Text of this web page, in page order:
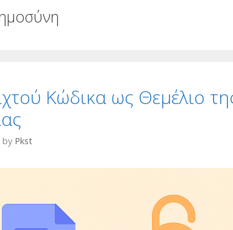
Κώδικα ως Θεμέλιο
by Pkst